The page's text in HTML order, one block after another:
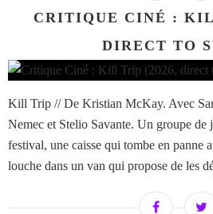
CRITIQUE CINÉ :
DIRECT TO
Kill Trip // De Kristian McKay. Avec
Nemec et Stelio Savante. Un groupe de
festival, une caisse qui tombe en panne
louche dans un van qui propose de les